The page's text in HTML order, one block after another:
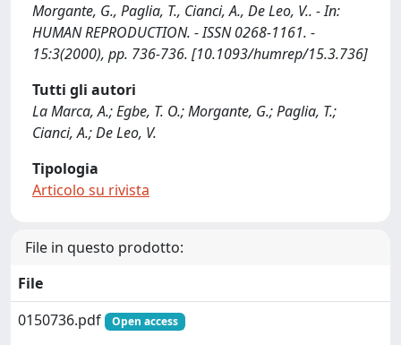
Morgante, G., Paglia, T., Cianci, A., De Leo, V.. - In:
HUMAN REPRODUCTION. - ISSN 0268-1161. -
15:3(2000), pp. 736-736. [10.1093/humrep/15.3.736]
Tutti gli autori
La Marca, A.; Egbe, T. O.; Morgante, G.; Paglia, T.;
Cianci, A.; De Leo, V.
Tipologia
Articolo su rivista
File in questo prodotto:
File
0150736.pdf
Open access